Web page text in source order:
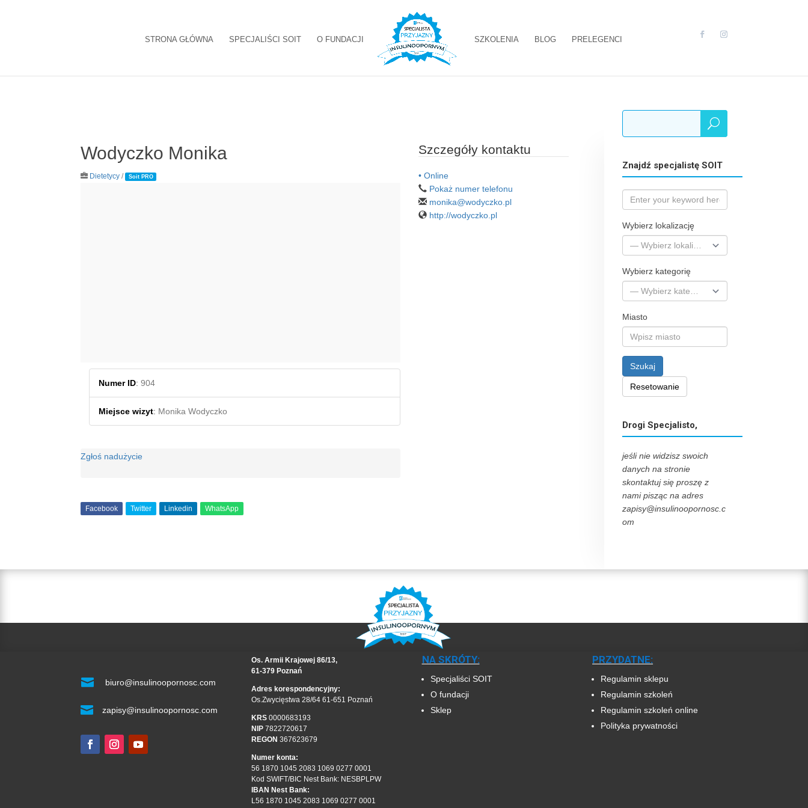
STRONA GŁÓWNA SPECJALIŚCI SOIT O FUNDACJI SZKOLENIA BLOG PRELEGENCI
Wodyczko Monika
Dietetycy / Soit PRO
Numer ID:904
Miejsce wizyt: Monika Wodyczko
Zgłoś nadużycie
Szczegóły kontaktu
• Online
Pokaż numer telefonu
monika@wodyczko.pl
http://wodyczko.pl
Facebook Twitter Linkedin WhatsApp
Znajdź specjalistę SOIT
Wybierz lokalizację
Wybierz kategorię
Miasto
Szukaj
Resetowanie
Drogi Specjalisto,
jeśli nie widzisz swoich
danych na stronie
skontaktuj się proszę z
nami pisząc na adres
zapisy@insulinoopornosc.c
om
 biuro@insulinoopornosc.com
 zapisy@insulinoopornosc.com
Os. Armii Krajowej 86/13,
61-379 Poznań
Adres korespondencyjny:
Os.Zwycięstwa 28/64 61-651 Poznań
KRS0000683193
NIP7822720617
REGON 367623679
Numer konta:
56 1870 1045 2083 1069 0277 0001
Kod SWIFT/BIC Nest Bank: NESBPLPW
IBAN Nest Bank:
L56 1870 1045 2083 1069 0277 0001
NA SKRÓTY:
Specjaliści SOIT
O fundacji
Sklep
PRZYDATNE:
Regulamin sklepu
Regulamin szkoleń
Regulamin szkoleń online
Polityka prywatności